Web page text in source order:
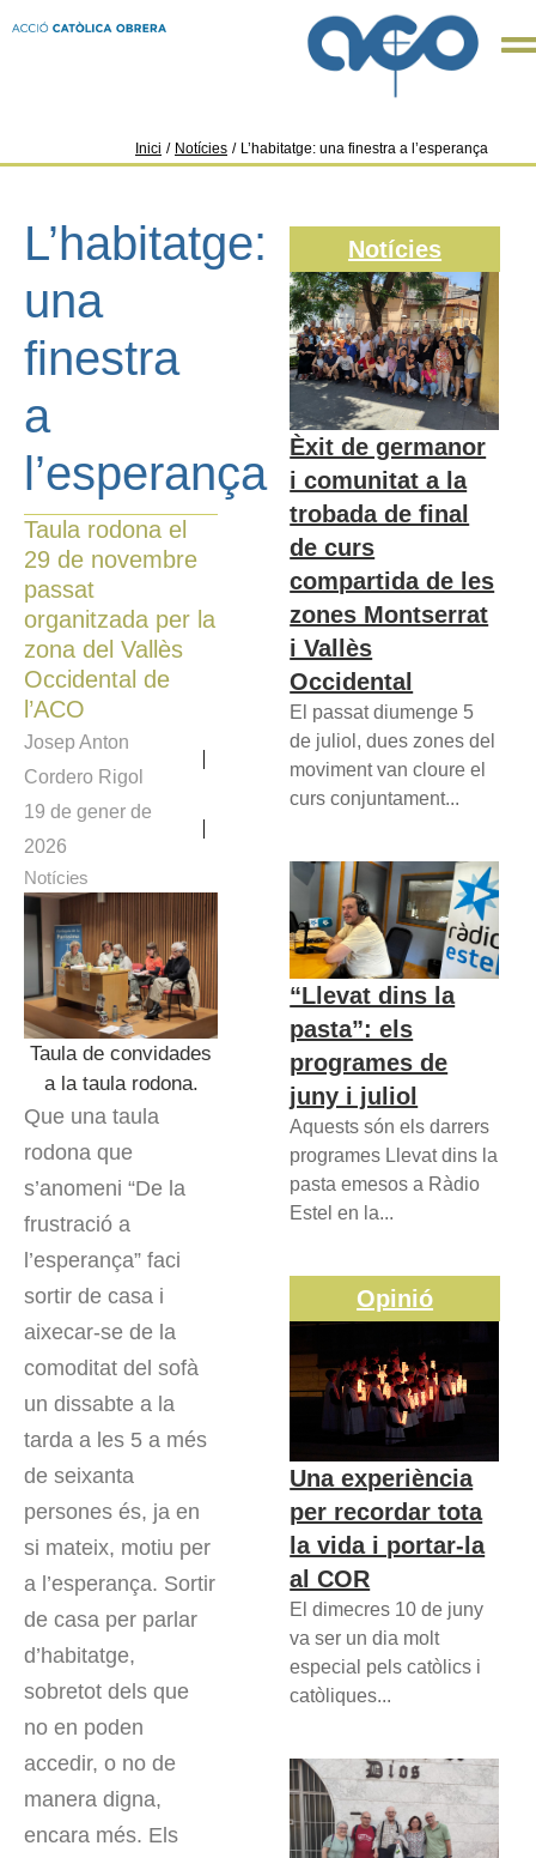
Inici / Notícies / L’habitatge: una finestra a l’esperança
L’habitatge:
una
finestra
a
l’esperança
Taula rodona el
29 de novembre
passat
organitzada per la
zona del Vallès
Occidental de
l’ACO
Josep Anton
Cordero Rigol
19 de gener de
2026
Notícies
Taula de convidades
a la taula rodona.
Que una taula
rodona que
s’anomeni “De la
frustració a
l’esperança” faci
sortir de casa i
aixecar-se de la
comoditat del sofà
un dissabte a la
tarda a les 5 a més
de seixanta
persones és, ja en
si mateix, motiu per
a l’esperança. Sortir
de casa per parlar
d’habitatge,
sobretot dels que
no en poden
accedir, o no de
manera digna,
encara més. Els
Notícies
Èxit de germanor
i comunitat a la
trobada de final
de curs
compartida de les
zones Montserrat
i Vallès
Occidental
El passat diumenge 5
de juliol, dues zones del
moviment van cloure el
curs conjuntament...
“Llevat dins la
pasta”: els
programes de
juny i juliol
Aquests són els darrers
programes Llevat dins la
pasta emesos a Ràdio
Estel en la...
Opinió
Una experiència
per recordar tota
la vida i portar-la
al COR
El dimecres 10 de juny
va ser un dia molt
especial pels catòlics i
catòliques...